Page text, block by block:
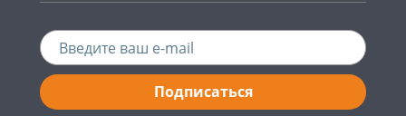
Подписаться